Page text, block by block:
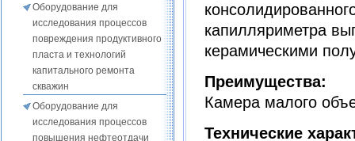
Оборудование для
исследования процессов
повреждения продуктивного
пласта и технологий
капитального ремонта
скважин
Оборудование для
исследования процессов
повышения нефтеотдачи
капилляриметра
керамическими
Преимущества:
Камера малого
Технические